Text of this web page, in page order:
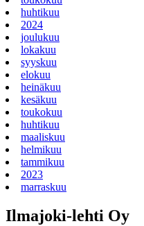
huhtikuu
2024
joulukuu
lokakuu
syyskuu
elokuu
heinäkuu
kesäkuu
toukokuu
huhtikuu
maaliskuu
helmikuu
tammikuu
2023
marraskuu
Ilmajoki-lehti Oy